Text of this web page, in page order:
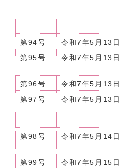
第94号
令和7年5月13日
第95号
令和7年5月13日
第96号
令和7年5月13日
第97号
令和7年5月13日
第98号
令和7年5月14日
第99号
令和7年5月15日